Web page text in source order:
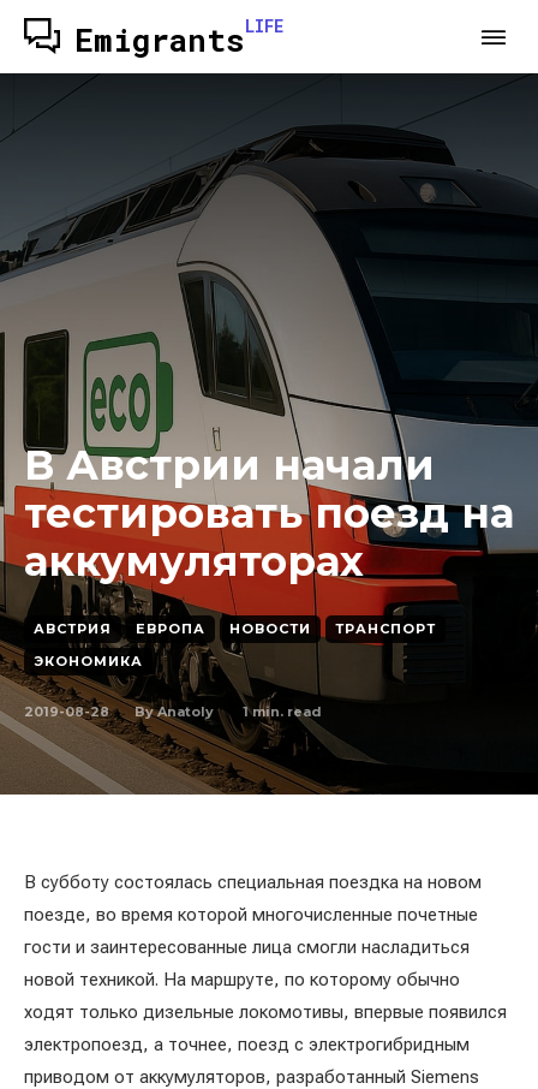
EmigrantsLIFE
В Австрии начали
тестировать поезд на
аккумуляторах
АВСТРИЯ ЕВРОПА НОВОСТИ
ТРАНСПОРТ
ЭКОНОМИКА
2019-08-28 By Anatoly 1min. read
В субботу состоялась специальная поездка на новом
поезде, во время которой многочисленные почетные
гости и заинтересованные лица смогли насладиться
новой техникой. На маршруте, по которому обычно
ходят только дизельные локомотивы, впервые появился
электропоезд, а точнее, поезд с электрогибридным
приводом от аккумуляторов, разработанный Siemens